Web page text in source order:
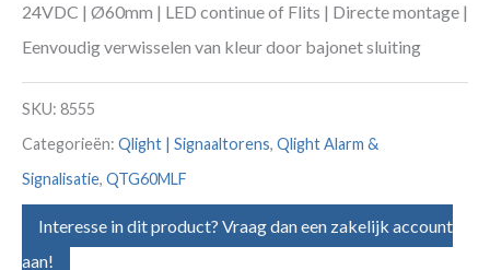
24VDC | Ø60mm | LED continue of Flits | Directe montage |
Eenvoudig verwisselen van kleur door bajonet sluiting
SKU: 8555
Categorieën: Qlight | Signaaltorens, Qlight Alarm &
Signalisatie, QTG60MLF
Interesse in dit product? Vraag dan een zakelijk account
aan!